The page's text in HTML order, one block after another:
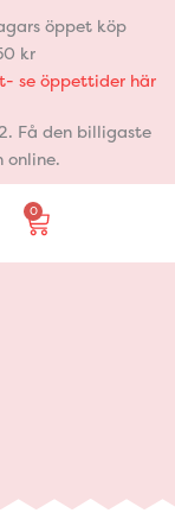
öppet köp
kr
se öppettider här
Få den billigaste
online.
0
Varukorg